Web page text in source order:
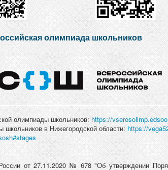
олимпиада школьников
олимпиады школьников:https://
школьников в Нижегородской области:https://
от 27.11.2020 № 678 "Об утверждении